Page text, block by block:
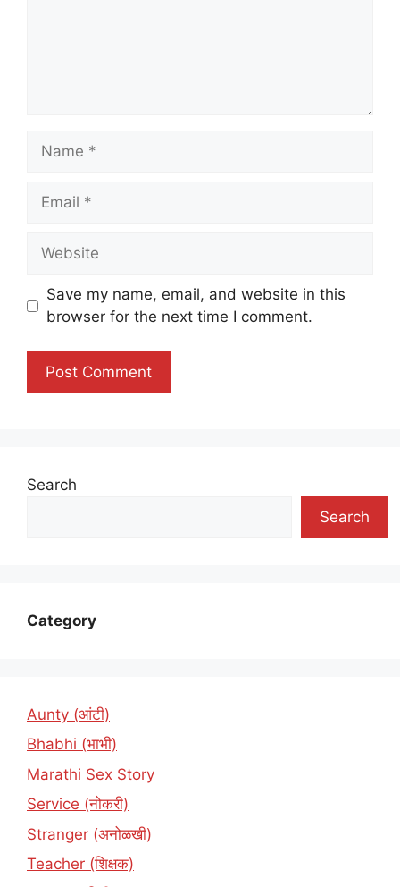
Name
Email
Website
Save my name, email, and website in this
browser for the next time I comment.
Search
Search
Category
Aunty (आंटी)
Bhabhi (भाभी)
Marathi Sex Story
Service (नोकरी)
Stranger (अनोळखी)
Teacher (शिक्षक)